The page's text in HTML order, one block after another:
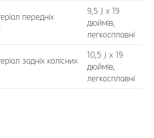
передніх
9,5 J x 19
дюймів,
легкосплавні
задніх колісних
10,5 J x 19
дюймів,
легкосплавні